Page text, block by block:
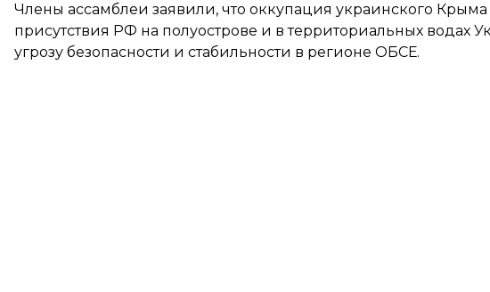
Члены ассамблеи заявили, что оккупация украинского
присутствия РФ на полуострове и в территориальных водах
угрозу безопасности и стабильности в регионе ОБСЕ.